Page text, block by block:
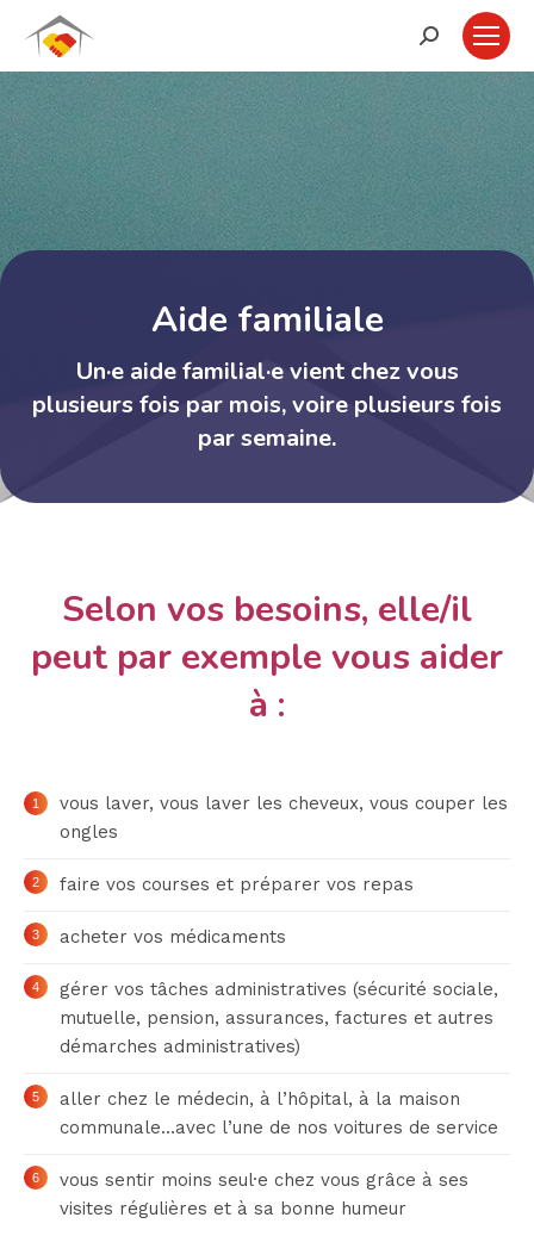
Recherche
:
Aide familiale
Un·e aide familial·e vient chez vous
plusieurs fois par mois, voire plusieurs fois
par semaine.
Vous êtes ici :
Selon vos besoins, elle/il
peut par exemple vous aider
à :
vous laver, vous laver les cheveux, vous couper les
ongles
faire vos courses et préparer vos repas
acheter vos médicaments
gérer vos tâches administratives (sécurité sociale,
mutuelle, pension, assurances, factures et autres
démarches administratives)
aller chez le médecin, à l’hôpital, à la maison
communale…avec l’une de nos voitures de service
vous sentir moins seul·e chez vous grâce à ses
visites régulières et à sa bonne humeur